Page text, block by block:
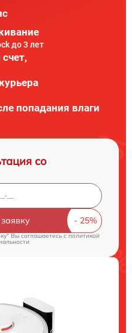
до 3 лет
попадания влаги
со
Вы соглашаетесь cполитикой